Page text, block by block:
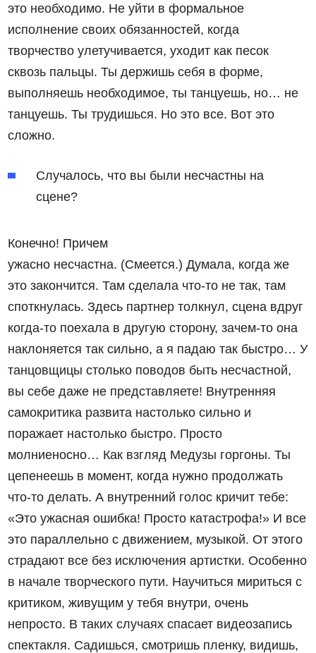
это необходимо. Не уйти в формальное
исполнение своих обязанностей, когда
творчество улетучивается, уходит как песок
сквозь пальцы. Ты держишь себя в форме,
выполняешь необходимое, ты танцуешь, но… не
танцуешь. Ты трудишься. Но это все. Вот это
сложно.
Случалось, что вы были несчастны на
сцене?
Конечно! Причем
ужасно несчастна. (Смеется.) Думала, когда же
это закончится. Там сделала что-то не так, там
споткнулась. Здесь партнер толкнул, сцена вдруг
когда-то поехала в другую сторону, зачем-то она
наклоняется так сильно, а я падаю так быстро… У
танцовщицы столько поводов быть несчастной,
вы себе даже не представляете! Внутренняя
самокритика развита настолько сильно и
поражает настолько быстро. Просто
молниеносно… Как взгляд Медузы горгоны. Ты
цепенеешь в момент, когда нужно продолжать
что-то делать. А внутренний голос кричит тебе:
«Это ужасная ошибка! Просто катастрофа!» И все
это параллельно с движением, музыкой. От этого
страдают все без исключения артистки. Особенно
в начале творческого пути. Научиться мириться с
критиком, живущим у тебя внутри, очень
непросто. В таких случаях спасает видеозапись
спектакля. Садишься, смотришь пленку, видишь,